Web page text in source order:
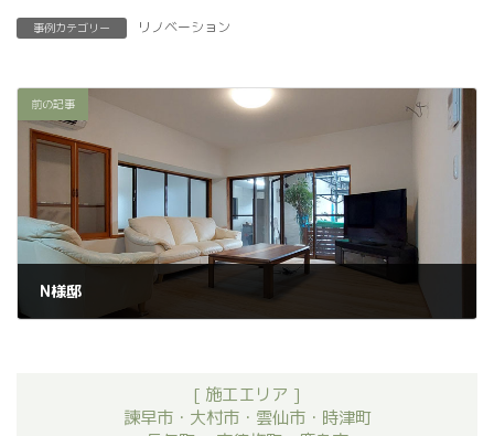
事例カテゴリー リノベーション
前の記事
N様邸
[ 施工エリア ]
諫早市・大村市・雲仙市・時津町